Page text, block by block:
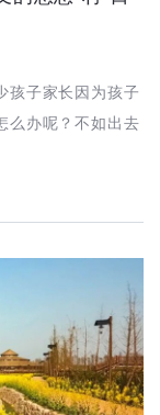
孩子家长因为孩子
么办呢？不如出去